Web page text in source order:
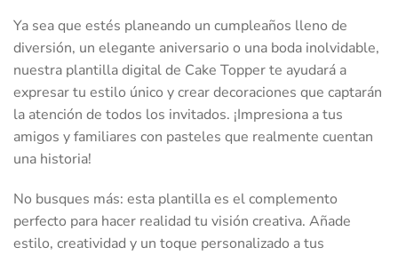
Ya sea que estés planeando un cumpleaños lleno de
diversión, un elegante aniversario o una boda inolvidable,
nuestra plantilla digital de Cake Topper te ayudará a
expresar tu estilo único y crear decoraciones que captarán
la atención de todos los invitados. ¡Impresiona a tus
amigos y familiares con pasteles que realmente cuentan
una historia!
No busques más: esta plantilla es el complemento
perfecto para hacer realidad tu visión creativa. Añade
estilo, creatividad y un toque personalizado a tus